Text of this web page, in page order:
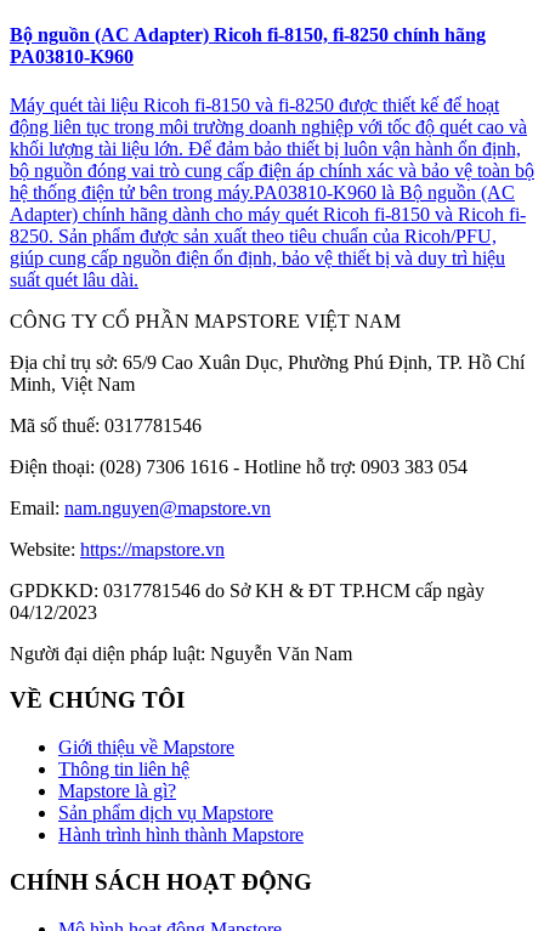
Bộ nguồn (AC Adapter) Ricoh fi-8150, fi-8250 chính hãng
PA03810-K960
Máy quét tài liệu Ricoh fi-8150 và fi-8250 được thiết kế để hoạt
động liên tục trong môi trường doanh nghiệp với tốc độ quét cao và
khối lượng tài liệu lớn. Để đảm bảo thiết bị luôn vận hành ổn định,
bộ nguồn đóng vai trò cung cấp điện áp chính xác và bảo vệ toàn bộ
hệ thống điện tử bên trong máy.PA03810-K960 là Bộ nguồn (AC
Adapter) chính hãng dành cho máy quét Ricoh fi-8150 và Ricoh fi-
8250. Sản phẩm được sản xuất theo tiêu chuẩn của Ricoh/PFU,
giúp cung cấp nguồn điện ổn định, bảo vệ thiết bị và duy trì hiệu
suất quét lâu dài.
CÔNG TY CỔ PHẦN MAPSTORE VIỆT NAM
Địa chỉ trụ sở: 65/9 Cao Xuân Dục, Phường Phú Định, TP. Hồ Chí
Minh, Việt Nam
Mã số thuế: 0317781546
Điện thoại: (028) 7306 1616 - Hotline hỗ trợ: 0903 383 054
Email: nam.nguyen@mapstore.vn
Website: https://mapstore.vn
GPDKKD: 0317781546 do Sở KH & ĐT TP.HCM cấp ngày
04/12/2023
Người đại diện pháp luật: Nguyễn Văn Nam
VỀ CHÚNG TÔI
Giới thiệu về Mapstore
Thông tin liên hệ
Mapstore là gì?
Sản phẩm dịch vụ Mapstore
Hành trình hình thành Mapstore
CHÍNH SÁCH HOẠT ĐỘNG